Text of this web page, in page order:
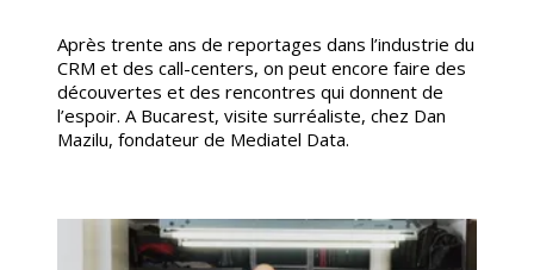
Après trente ans de reportages dans l’industrie du
CRM et des call-centers, on peut encore faire des
découvertes et des rencontres qui donnent de
l’espoir. A Bucarest, visite surréaliste, chez Dan
Mazilu, fondateur de Mediatel Data.